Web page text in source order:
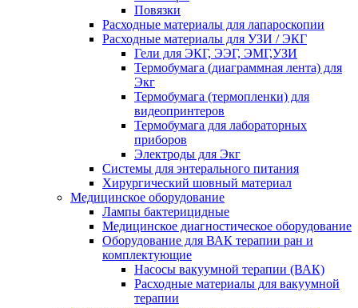
Повязки
Расходные материалы для лапароскопии
Расходные материалы для УЗИ / ЭКГ
Гели для ЭКГ, ЭЭГ, ЭМГ,УЗИ
Термобумага (диаграммная лента) для
Экг
Термобумага (термопленки) для
видеопринтеров
Термобумага для лабораторных
приборов
Электроды для Экг
Системы для энтерального питания
Хирургический шовный материал
Медицинское оборудование
Лампы бактерицидные
Медицинское диагностическое оборудование
Оборудование для ВАК терапии ран и
комплектующие
Насосы вакуумной терапии (ВАК)
Расходные материалы для вакуумной
терапии